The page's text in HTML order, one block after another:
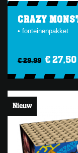
CRAZY
• fonteinenpakket
€ 29,99 € 27,50
Nieuw